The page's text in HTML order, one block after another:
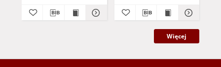
Więcej